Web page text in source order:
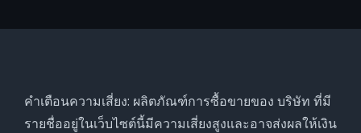
คำเตือนความเสี่ยง: ผลิตภัณฑ์การซื้อขายของ บริษัท ที่มี
รายชื่ออยู่ในเว็บไซต์นี้มีความเสี่ยงสูงและอาจส่งผลให้เงิน